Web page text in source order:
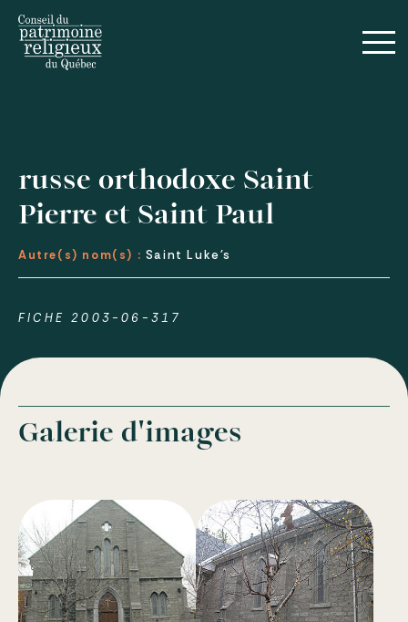
russe orthodoxe Saint
Pierre et Saint Paul
Autre(s) nom(s) : Saint Luke's
FICHE 2003-06-317
Galerie d'images